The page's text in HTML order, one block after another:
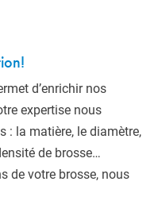
d’enrichir nos
expertise nous
: la matière, le diamètre,
de brosse…
de votre brosse, nous